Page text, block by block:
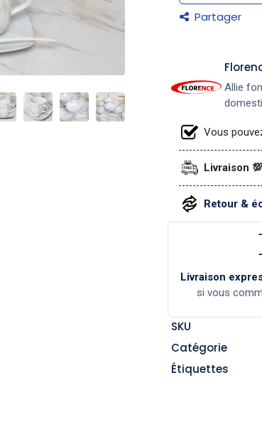
Partager
Allie
Vous
Livraison
Retour &
Livraison
si vous
SKU
Catégorie
Étiquettes